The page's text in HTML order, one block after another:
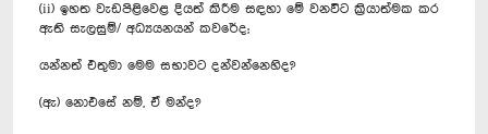
(ii) ඉහත වැඩපිළිවෙළ දියත් කිරීම සඳහා මේ වනවිට ක්‍රියාත්මක කර
ඇති සැලසුම්/ අධ්‍යයනයන් කවරේද;
යන්නත් එතුමා මෙම සභාවට දන්වන්නෙහිද?
(ඇ) නොඑසේ නම්, ඒ මන්ද?